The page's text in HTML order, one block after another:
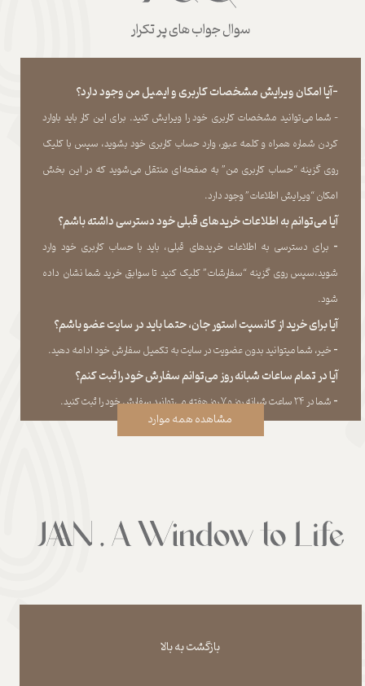
سوال جواب های پر تکرار
-آیا امکان ویرایش مشخصات کاربری و ایمیل من وجود دارد؟
- شما می‏‌توانید مشخصات کاربری خود را ویرایش کنید. برای این کار باید باوارد
کردن شماره همراه و کلمه عبور، وارد حساب کاربری خود بشوید، سپس با کلیک
روی گزینه “حساب کاربری من” به صفحه‏‌ای منتقل می‏‌شوید که در این بخش
امکان “ویرایش اطلاعات” وجود دارد.​​​​​​​
آیا می‌‏توانم به اطلاعات خریدهای قبلی خود دسترسی داشته باشم؟
​​​​​​​- برای دسترسی به اطلاعات خریدهای قبلی، باید با حساب کاربری خود وارد
شوید،سپس روی گزینه “سفارشات” کلیک کنید تا سوابق خرید شما نشان داده
‏شود.​​​​​​​
آیا برای خرید از کانسپت استور جان، حتما باید در سایت عضو باشم؟
​​​​​​​- خیر، شما میتوانید بدون عضویت در سایت به تکمیل سفارش خود ادامه دهید.​​​​​​​
آیا در تمام ساعات شبانه روز می‌توانم سفارش خود را ثبت کنم؟
​​​​​​​​​​​​​​- شما در ۲۴ ساعت شبانه روز و ۷ روز هفته می‌‏توانید سفارش خود را ثبت کنید.
مشاهده همه موارد
بازگشت به بالا